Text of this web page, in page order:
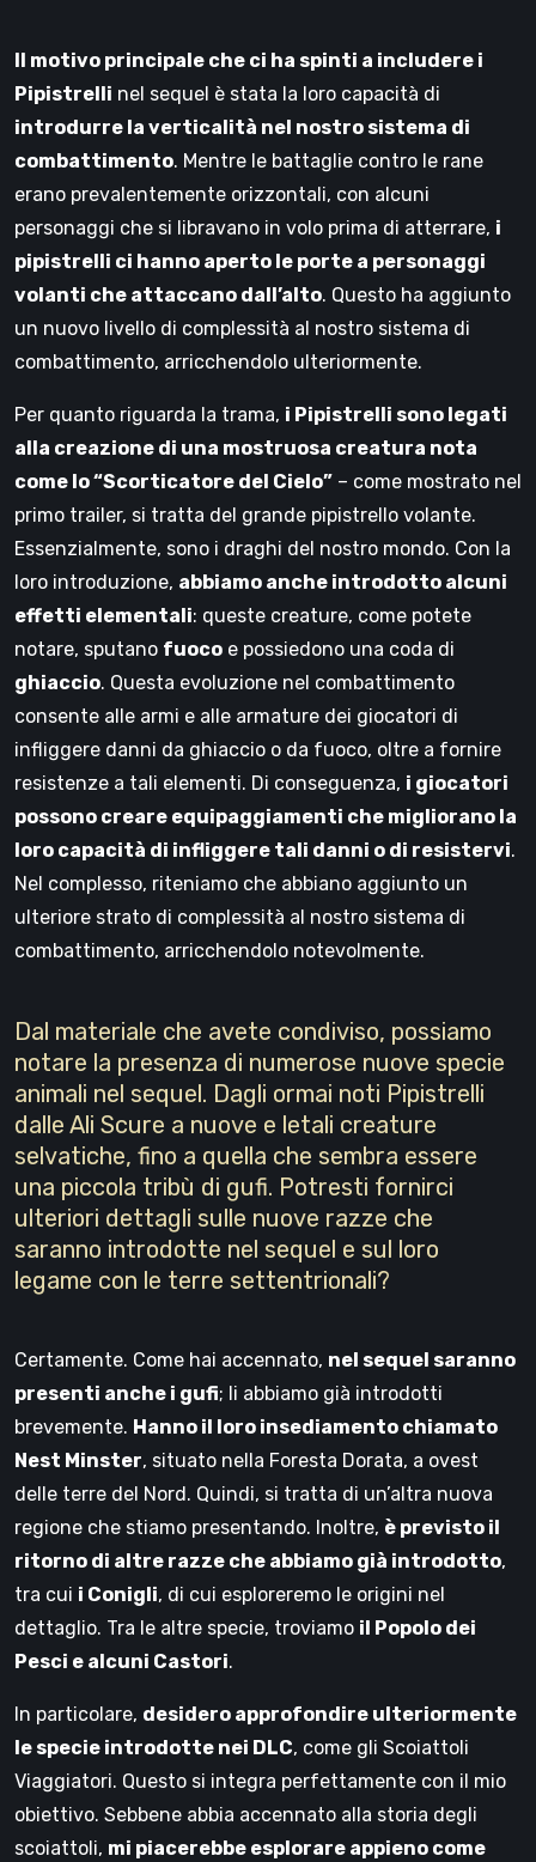
Il motivo principale che ci ha spinti a includere i
Pipistrelli nel sequel è stata la loro capacità di
introdurre la verticalità nel nostro sistema di
combattimento. Mentre le battaglie contro le rane
erano prevalentemente orizzontali, con alcuni
personaggi che si libravano in volo prima di atterrare, i
pipistrelli ci hanno aperto le porte a personaggi
volanti che attaccano dall’alto. Questo ha aggiunto
un nuovo livello di complessità al nostro sistema di
combattimento, arricchendolo ulteriormente.
Per quanto riguarda la trama, i Pipistrelli sono legati
alla creazione di una mostruosa creatura nota
come lo “Scorticatore del Cielo” – come mostrato nel
primo trailer, si tratta del grande pipistrello volante.
Essenzialmente, sono i draghi del nostro mondo. Con la
loro introduzione, abbiamo anche introdotto alcuni
effetti elementali: queste creature, come potete
notare, sputano fuoco e possiedono una coda di
ghiaccio. Questa evoluzione nel combattimento
consente alle armi e alle armature dei giocatori di
infliggere danni da ghiaccio o da fuoco, oltre a fornire
resistenze a tali elementi. Di conseguenza, i giocatori
possono creare equipaggiamenti che migliorano la
loro capacità di infliggere tali danni o di resistervi.
Nel complesso, riteniamo che abbiano aggiunto un
ulteriore strato di complessità al nostro sistema di
combattimento, arricchendolo notevolmente.
Dal materiale che avete condiviso, possiamo
notare la presenza di numerose nuove specie
animali nel sequel. Dagli ormai noti Pipistrelli
dalle Ali Scure a nuove e letali creature
selvatiche, fino a quella che sembra essere
una piccola tribù di gufi. Potresti fornirci
ulteriori dettagli sulle nuove razze che
saranno introdotte nel sequel e sul loro
legame con le terre settentrionali?
Certamente. Come hai accennato, nel sequel saranno
presenti anche i gufi; li abbiamo già introdotti
brevemente. Hanno il loro insediamento chiamato
Nest Minster, situato nella Foresta Dorata, a ovest
delle terre del Nord. Quindi, si tratta di un’altra nuova
regione che stiamo presentando. Inoltre, è previsto il
ritorno di altre razze che abbiamo già introdotto,
tra cui i Conigli, di cui esploreremo le origini nel
dettaglio. Tra le altre specie, troviamo il Popolo dei
Pesci e alcuni Castori.
In particolare, desidero approfondire ulteriormente
le specie introdotte nei DLC, come gli Scoiattoli
Viaggiatori. Questo si integra perfettamente con il mio
obiettivo. Sebbene abbia accennato alla storia degli
scoiattoli, mi piacerebbe esplorare appieno come